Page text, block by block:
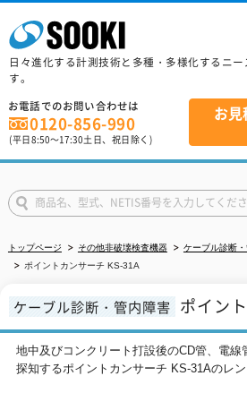
日々進化する計測技術と多種・多様化するニ
す。
お電話でのお問い合わせは
0120-856-990
(平日8:50～17:30土日、祝日除く)
お
トップページ その他非破壊検査機器
ケーブル診断
ポイントカンサーチ KS-31A
ケーブル診断・管内障害 ポイン
地中及びコンクリート打設後のCD管、電線
探知するポイントカンサーチ KS-31Aのレン